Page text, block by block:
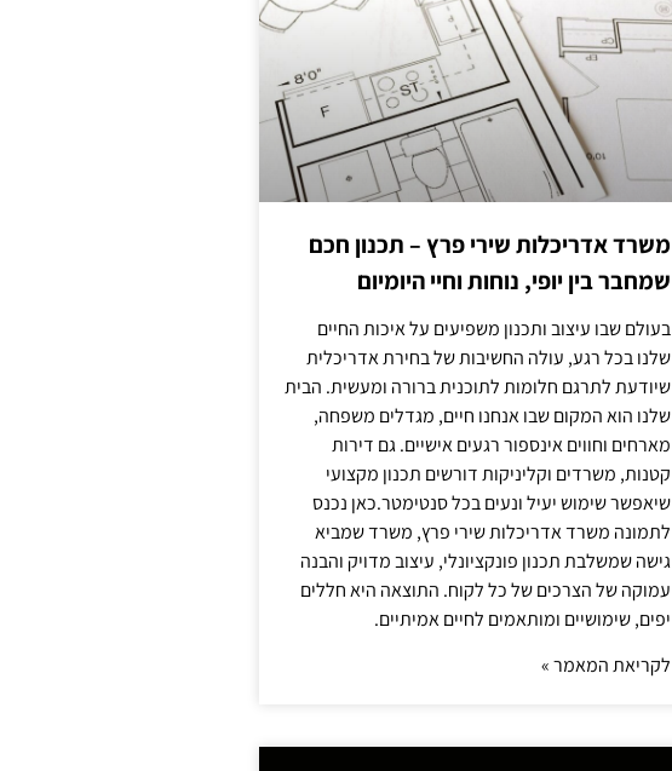
משרד אדריכלות שירי פרץ – תכנון חכם
שמחבר בין יופי, נוחות וחיי היומיום
בעולם שבו עיצוב ותכנון משפיעים על איכות החיים
שלנו בכל רגע, עולה החשיבות של בחירת אדריכלית
שיודעת לתרגם חלומות לתוכנית ברורה ומעשית. הבית
שלנו הוא המקום שבו אנחנו חיים, מגדלים משפחה,
מארחים וחווים אינספור רגעים אישיים. גם דירות
קטנות, משרדים וקליניקות דורשים תכנון מקצועי
שיאפשר שימוש יעיל ונעים בכל סנטימטר.כאן נכנס
לתמונה משרד אדריכלות שירי פרץ, משרד שמביא
גישה שמשלבת תכנון פונקציונלי, עיצוב מדויק והבנה
עמוקה של הצרכים של כל לקוח. התוצאה היא חללים
יפים, שימושיים ומותאמים לחיים אמיתיים.
לקריאת המאמר »